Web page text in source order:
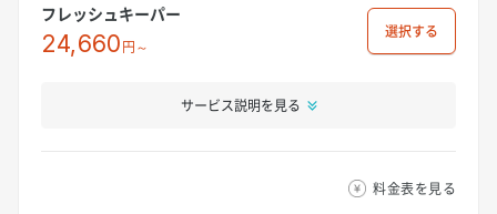
フレッシュキーパー
24,660円～
選択
サービス説明を見る
料金表を見る